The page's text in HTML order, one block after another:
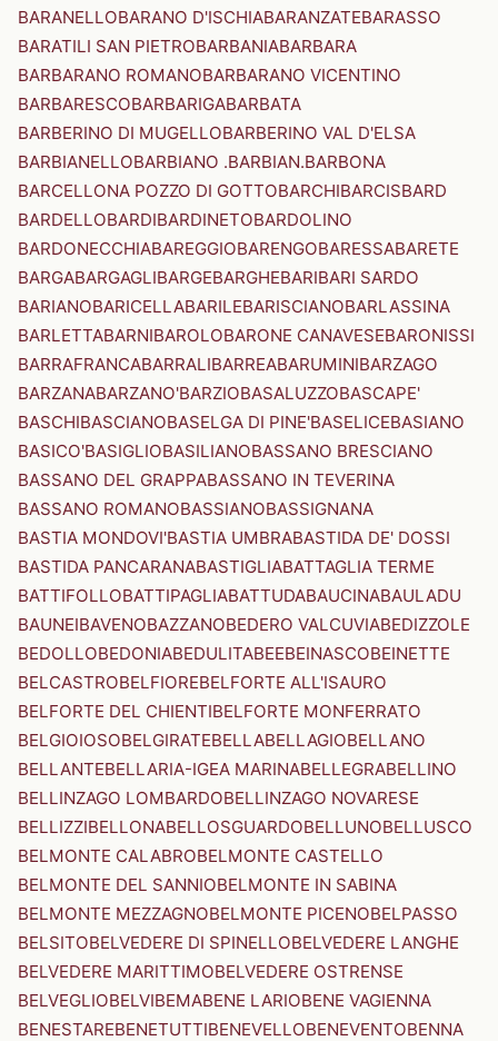
BARANELLOBARANO D'ISCHIABARANZATEBARASSO
BARATILI SAN PIETROBARBANIABARBARA
BARBARANO ROMANOBARBARANO VICENTINO
BARBARESCOBARBARIGABARBATA
BARBERINO DI MUGELLOBARBERINO VAL D'ELSA
BARBIANELLOBARBIANO .BARBIAN.BARBONA
BARCELLONA POZZO DI GOTTOBARCHIBARCISBARD
BARDELLOBARDIBARDINETOBARDOLINO
BARDONECCHIABAREGGIOBARENGOBARESSABARETE
BARGABARGAGLIBARGEBARGHEBARIBARI SARDO
BARIANOBARICELLABARILEBARISCIANOBARLASSINA
BARLETTABARNIBAROLOBARONE CANAVESEBARONISSI
BARRAFRANCABARRALIBARREABARUMINIBARZAGO
BARZANABARZANO'BARZIOBASALUZZOBASCAPE'
BASCHIBASCIANOBASELGA DI PINE'BASELICEBASIANO
BASICO'BASIGLIOBASILIANOBASSANO BRESCIANO
BASSANO DEL GRAPPABASSANO IN TEVERINA
BASSANO ROMANOBASSIANOBASSIGNANA
BASTIA MONDOVI'BASTIA UMBRABASTIDA DE' DOSSI
BASTIDA PANCARANABASTIGLIABATTAGLIA TERME
BATTIFOLLOBATTIPAGLIABATTUDABAUCINABAULADU
BAUNEIBAVENOBAZZANOBEDERO VALCUVIABEDIZZOLE
BEDOLLOBEDONIABEDULITABEEBEINASCOBEINETTE
BELCASTROBELFIOREBELFORTE ALL'ISAURO
BELFORTE DEL CHIENTIBELFORTE MONFERRATO
BELGIOIOSOBELGIRATEBELLABELLAGIOBELLANO
BELLANTEBELLARIA-IGEA MARINABELLEGRABELLINO
BELLINZAGO LOMBARDOBELLINZAGO NOVARESE
BELLIZZIBELLONABELLOSGUARDOBELLUNOBELLUSCO
BELMONTE CALABROBELMONTE CASTELLO
BELMONTE DEL SANNIOBELMONTE IN SABINA
BELMONTE MEZZAGNOBELMONTE PICENOBELPASSO
BELSITOBELVEDERE DI SPINELLOBELVEDERE LANGHE
BELVEDERE MARITTIMOBELVEDERE OSTRENSE
BELVEGLIOBELVIBEMABENE LARIOBENE VAGIENNA
BENESTAREBENETUTTIBENEVELLOBENEVENTOBENNA